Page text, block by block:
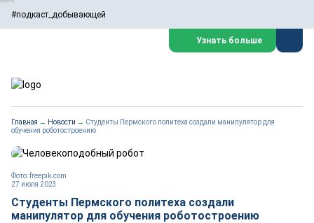
#подкаст_добывающей
Узнать больше
Главная → Новости → Студенты Пермского политеха создали манипулятор для
обучения роботостроению
27 июля 2023
Фото: freepik.com
Студенты Пермского политеха создали
манипулятор для обучения роботостроению